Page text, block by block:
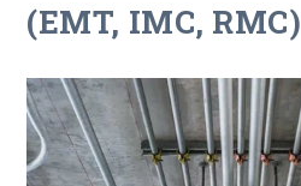
(EMT, IMC, RMC)